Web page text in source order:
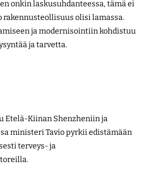
onkin laskusuhdanteessa, tämä ei
rakennusteollisuus olisi lamassa.
ja modernisointiin kohdistuu
ja tarvetta.
Etelä-Kiinan Shenzheniin ja
ministeri Tavio pyrkii edistämään
terveys- ja